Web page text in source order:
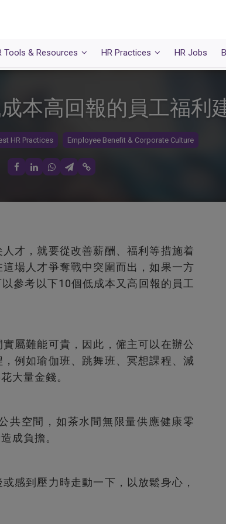
Tools & Resources HR Practices HR Jobs
本高回報的員工福利
HR Practices Employee Benefit & Corporate Culture
才，就要從改善薪酬、福利等措施着
場人才爭奪戰中突圍而出，如果一方
參考以下10個低成本又高回報的員工
屬難能可貴，因此，僱主可以在辦公
例如瑜伽班、跳舞班、冥想課程、減
大量金錢。
共空間，如茶水間無限量供應健康零
成負擔。
感到壓力時走動一下，以放鬆身心，